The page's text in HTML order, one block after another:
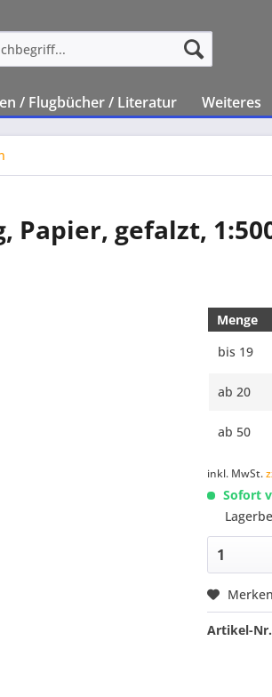
/ Flugbücher / Literatur Weiteres
Papier, gefalzt,
Menge
bis 19
ab20
ab 50
inkl. MwSt.
Sofort
Merken
Artikel-